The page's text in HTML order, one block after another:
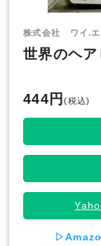
株式会社 ワイ.
世界のヘ
444円(税込)